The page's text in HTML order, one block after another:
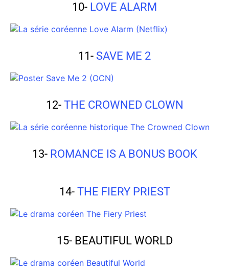
10- LOVE ALARM
11- SAVE ME 2
12- THE CROWNED CLOWN
13- ROMANCE IS A BONUS BOOK
14- THE FIERY PRIEST
15- BEAUTIFUL WORLD